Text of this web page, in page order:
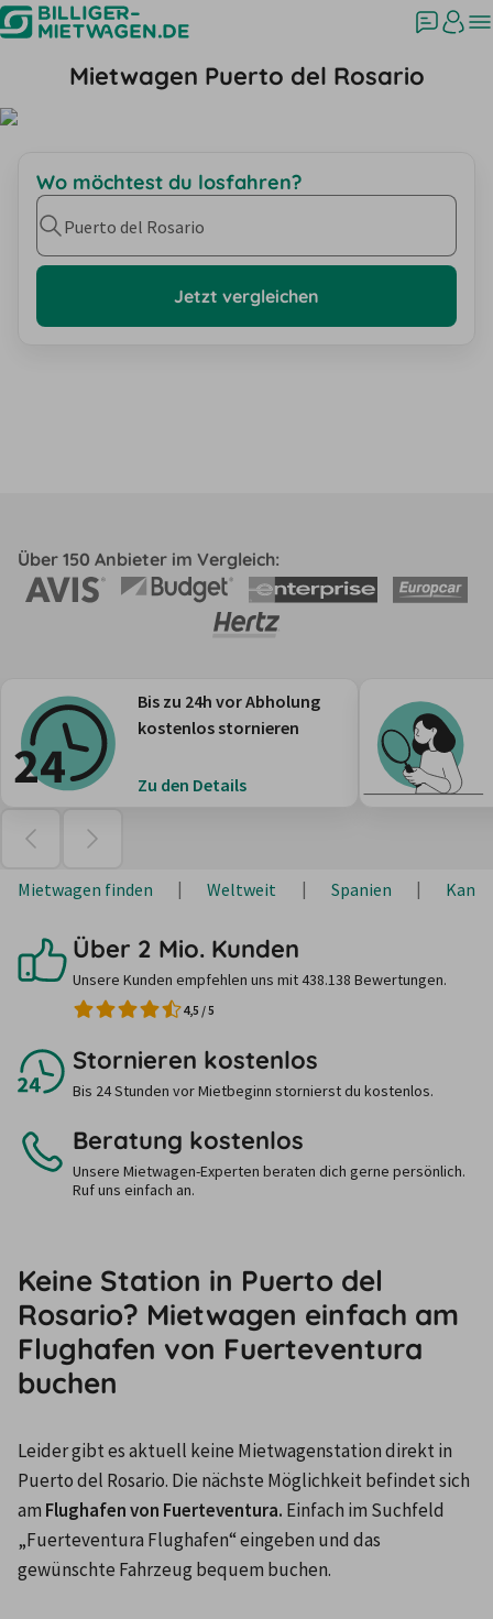
Mietwagen Puerto del Rosario
Wo möchtest du losfahren?
Puerto del Rosario
Jetzt vergleichen
Über 150 Anbieter im Vergleich:
Bis zu 24h vor Abholung
kostenlos stornieren
Zu den Details
Mietwagen finden Weltweit Spanien
Über 2 Mio. Kunden
Unsere Kunden empfehlen uns mit 438.138 Bewertungen.
4,5 /5
Stornieren kostenlos
Bis 24 Stunden vor Mietbeginn stornierst du kostenlos.
Beratung kostenlos
Unsere Mietwagen-Experten beraten dich gerne persönlich.
Ruf uns einfach an.
Keine Station in Puerto del
Rosario? Mietwagen einfach am
Flughafen von Fuerteventura
buchen
Leider gibt es aktuell keine Mietwagenstation direkt in
Puerto del Rosario. Die nächste Möglichkeit befindet sich
am Flughafen von Fuerteventura. Einfach im Suchfeld
„Fuerteventura Flughafen“ eingeben und das
gewünschte Fahrzeug bequem buchen.